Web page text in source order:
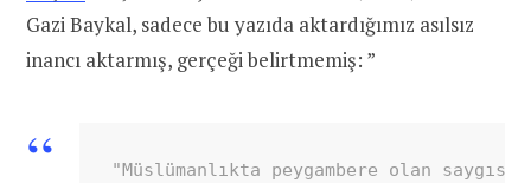
Gazi Baykal, sadece bu yazıda aktardığımız asılsız
inancı aktarmış, gerçeği belirtmemiş: ”
"Müslümanlıkta peygambere olan